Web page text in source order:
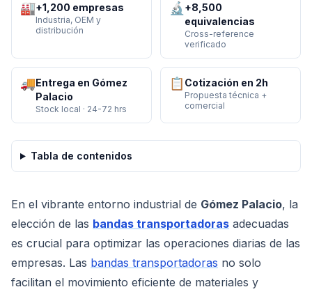
🏭+1,200 empresas
Industria, OEM y
distribución
🔬 +8,500
equivalencias
Cross-reference
verificado
🚚Entrega en Gómez
Palacio
Stock local · 24-72 hrs
📋 Cotización en 2h
Propuesta técnica +
comercial
Tabla de contenidos
En el vibrante entorno industrial de Gómez Palacio, la
elección de las bandas transportadoras adecuadas
es crucial para optimizar las operaciones diarias de las
empresas. Las bandas transportadoras no solo
facilitan el movimiento eficiente de materiales y